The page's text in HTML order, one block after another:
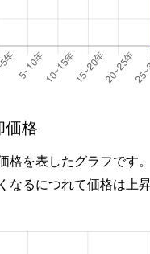
価格
格を表したグラフです。
なるにつれて価格は上